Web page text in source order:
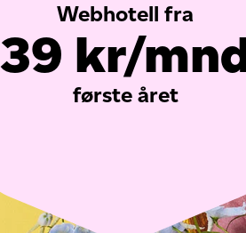
Webhotell fra
39 kr/
første året